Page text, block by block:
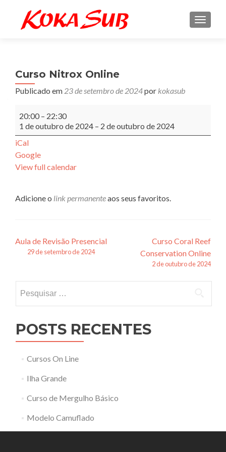
Curso Nitrox Online
Publicado em 23 de setembro de 2024por kokasub
Nitrox
Online
20:00 – 22:30
1 de outubro de 2024 – 2 de outubro de 2024
iCal
Google
View full calendar
Adicione o link permanenteaos seus favoritos.
Navegação
posts
Aula de Revisão Presencial
29 de setembro de 2024
Curso Coral Reef
Conservation Online
2 de outubro de 2024
por:
POSTS RECENTES
Cursos On Line
Ilha Grande
Curso de Mergulho Básico
Modelo Camuflado